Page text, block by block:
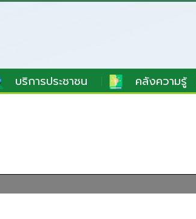
บริการประชาชน คลังความรู้